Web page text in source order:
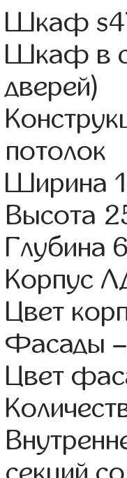
Шкаф
Шкаф в
дверей)
потолок
Ширина
Высота
Глубина
Корпус
Цвет
Фасады
Цвет